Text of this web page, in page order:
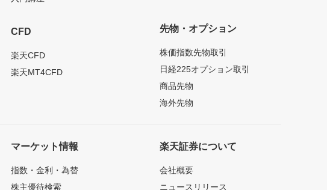
CFD
楽天CFD
楽天MT4CFD
先物・オプション
株価指数先物取引
日経225オプション取引
商品先物
海外先物
マーケット情報
指数・金利・為替
株主優待検索
楽天証券について
会社概要
ニュースリリース